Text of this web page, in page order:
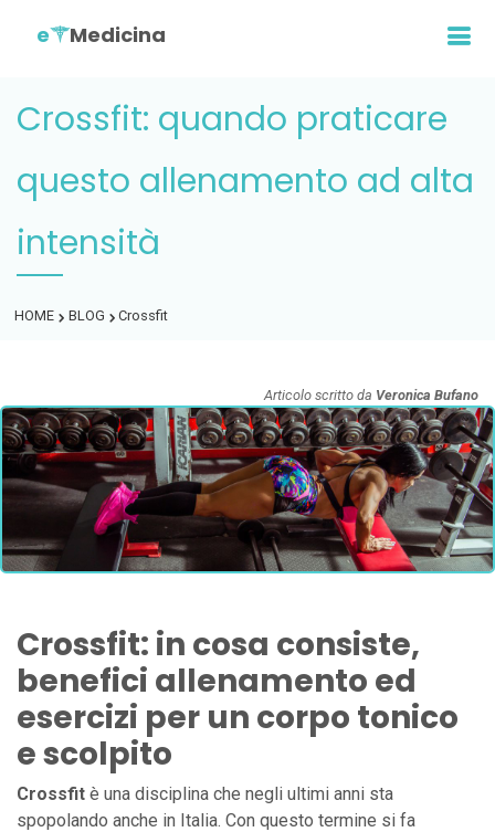
e Medicina
Crossfit: quando praticare
questo allenamento ad alta
intensità
HOME BLOG Crossfit
Articolo scritto da Veronica Bufano
Crossfit: in cosa consiste,
benefici allenamento ed
esercizi per un corpo tonico
e scolpito
Crossfit è una disciplina che negli ultimi anni sta
spopolando anche in Italia. Con questo termine si fa